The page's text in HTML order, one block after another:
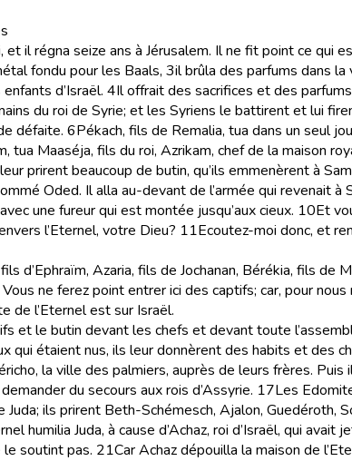
et il régna seize ans à Jérusalem. Il ne fit point ce qui
fondu pour les Baals, 3il brûla des parfums dans
d’Israël. 4Il offrait des sacrifices et des
du roi de Syrie; et les Syriens le battirent et lui
défaite. 6Pékach, fils de Remalia, tua dans un seul
tua Maaséja, fils du roi, Azrikam, chef de la maison
prirent beaucoup de butin, qu’ils emmenèrent à
Oded. Il alla au-devant de l’armée qui revenait
une fureur qui est montée jusqu’aux cieux. 10Et
l’Eternel, votre Dieu? 11Ecoutez-moi donc, et
d’Ephraïm, Azaria, fils de Jochanan, Bérékia, fils
ne ferez point entrer ici des captifs; car, pour
de l’Eternel est sur Israël.
et le butin devant les chefs et devant toute
qui étaient nus, ils leur donnèrent des habits et des
la ville des palmiers, auprès de leurs frères. Puis
du secours aux rois d’Assyrie. 17Les
ils prirent Beth-Schémesch, Ajalon,
humilia Juda, à cause d’Achaz, roi d’Israël, qui
soutint pas. 21Car Achaz dépouilla la maison de